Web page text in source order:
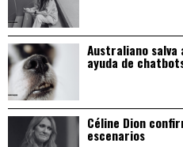
Australiano
ayuda de
Céline Dion
escenarios